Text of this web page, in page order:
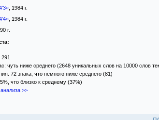
, 1984 г.
, 1984 г.
г.
чуть ниже среднего (2648 уникальных слов на 10000 слов
72 знака, что немного ниже среднего (81)
что близко к среднему (37%)
>>